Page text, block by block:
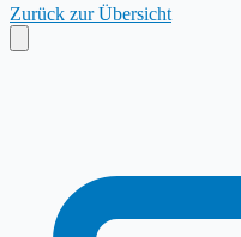
Zurück zur Übersicht